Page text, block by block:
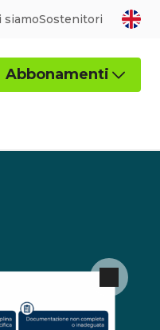
siamoSostenitori
Abbonamenti